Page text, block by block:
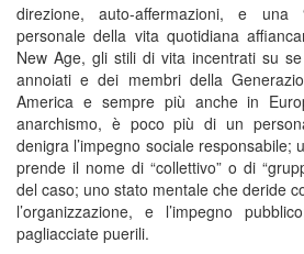
direzione, auto-affermazioni, e una
personale della vita quotidiana
New Age, gli stili di vita incentrati su
annoiati e dei membri della
America e sempre più anche in
anarchismo, è poco più di un
denigra l’impegno sociale responsabile;
prende il nome di “collettivo” o di
del caso; uno stato mentale che deride
l’organizzazione, e l’impegno
pagliacciate puerili.